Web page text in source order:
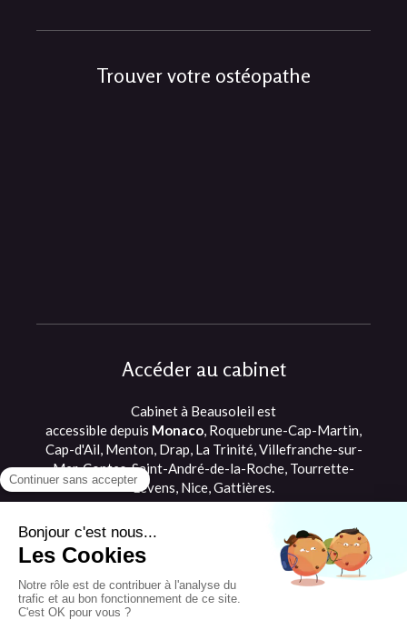
Trouver votre ostéopathe
Accéder au cabinet
Cabinet à Beausoleil est
accessible depuis Monaco, Roquebrune-Cap-Martin,
Cap-d'Ail, Menton, Drap, La Trinité, Villefranche-sur-
Mer, Contes, Saint-André-de-la-Roche, Tourrette-
Levens, Nice, Gattières.
Beausoleil, proche de Monaco et Cap d'Ail
Plan du site